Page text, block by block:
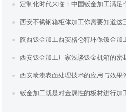
定制化时代来临：中国钣金加工满足
西安不锈钢箱柜体加工你需要知道这
陕西钣金加工西安格仑特环保钣金加
西安钣金加工厂家浅谈钣金机箱的密
西安喷漆表面处理技术的应用与效果
钣金加工就是对金属性的板材进行加